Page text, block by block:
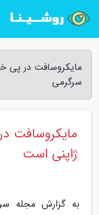
مایکروسافت در پی
سرگرمی
مایکروسافت
ژاپنی است
به گزارش مجله